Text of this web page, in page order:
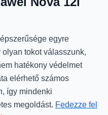
egyre
tokot válasszunk,
hatékony védelmet
elérhető számos
így mindenki
megoldást. Fedezze fel